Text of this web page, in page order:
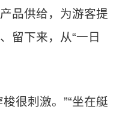
品供给，为游客提
留下来，从“一日
很刺激。”“坐在艇